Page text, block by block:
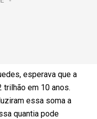
esperava que a
em 10 anos.
essa soma a
quantia pode